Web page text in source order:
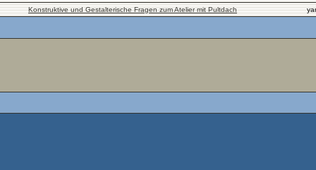
Konstruktive und Gestalterische Fragen zum Atelier mit Pultdach